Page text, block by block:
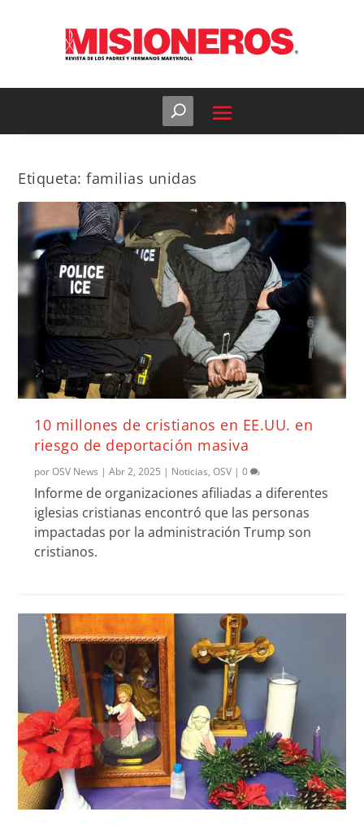
Etiqueta:familias unidas
10 millones de cristianos en EE.UU. en
riesgo de deportación masiva
porOSV News |Abr 2, 2025 | Noticias,OSV |0
Informe de organizaciones afiliadas a diferentes
iglesias cristianas encontró que las personas
impactadas por la administración Trump son
cristianos.